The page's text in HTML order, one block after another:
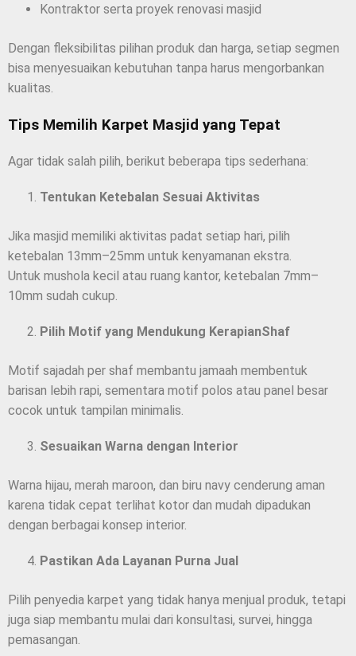
Kontraktor serta proyek renovasi masjid
Dengan fleksibilitas pilihan produk dan harga, setiap segmen
bisa menyesuaikan kebutuhan tanpa harus mengorbankan
kualitas.
Tips Memilih Karpet Masjid yang Tepat
Agar tidak salah pilih, berikut beberapa tips sederhana:
Tentukan Ketebalan Sesuai Aktivitas
Jika masjid memiliki aktivitas padat setiap hari, pilih
ketebalan 13mm–25mm untuk kenyamanan ekstra.
Untuk mushola kecil atau ruang kantor, ketebalan 7mm–
10mm sudah cukup.
Pilih Motif yang Mendukung KerapianShaf
Motif sajadah per shaf membantu jamaah membentuk
barisan lebih rapi, sementara motif polos atau panel besar
cocok untuk tampilan minimalis.
Sesuaikan Warna dengan Interior
Warna hijau, merah maroon, dan biru navy cenderung aman
karena tidak cepat terlihat kotor dan mudah dipadukan
dengan berbagai konsep interior.
Pastikan Ada Layanan Purna Jual
Pilih penyedia karpet yang tidak hanya menjual produk, tetapi
juga siap membantu mulai dari konsultasi, survei, hingga
pemasangan.